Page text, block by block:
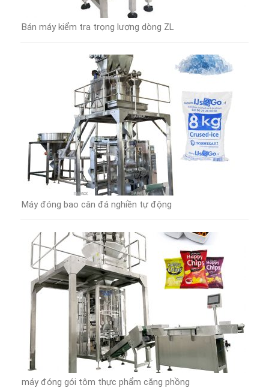
Bán máy kiểm tra trọng lượng dòng ZL
Máy đóng bao cân đá nghiền tự động
máy đóng gói tôm thực phẩm căng phồng